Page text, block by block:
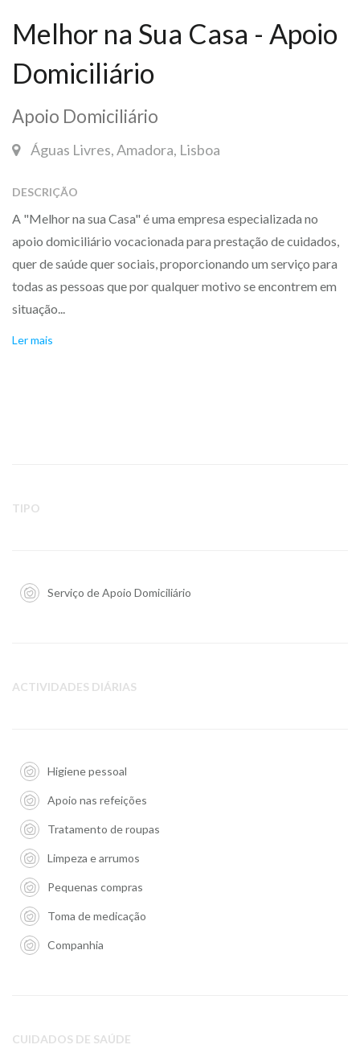
Melhor na Sua Casa - Apoio
Domiciliário
Apoio Domiciliário
Águas Livres, Amadora, Lisboa
DESCRIÇÃO
A "Melhor na sua Casa" é uma empresa especializada no
apoio domiciliário vocacionada para prestação de cuidados,
quer de saúde quer sociais, proporcionando um serviço para
todas as pessoas que por qualquer motivo se encontrem em
situação...
Ler mais
TIPO
Serviço de Apoio Domiciliário
ACTIVIDADES DIÁRIAS
Higiene pessoal
Apoio nas refeições
Tratamento de roupas
Limpeza e arrumos
Pequenas compras
Toma de medicação
Companhia
CUIDADOS DE SAÚDE